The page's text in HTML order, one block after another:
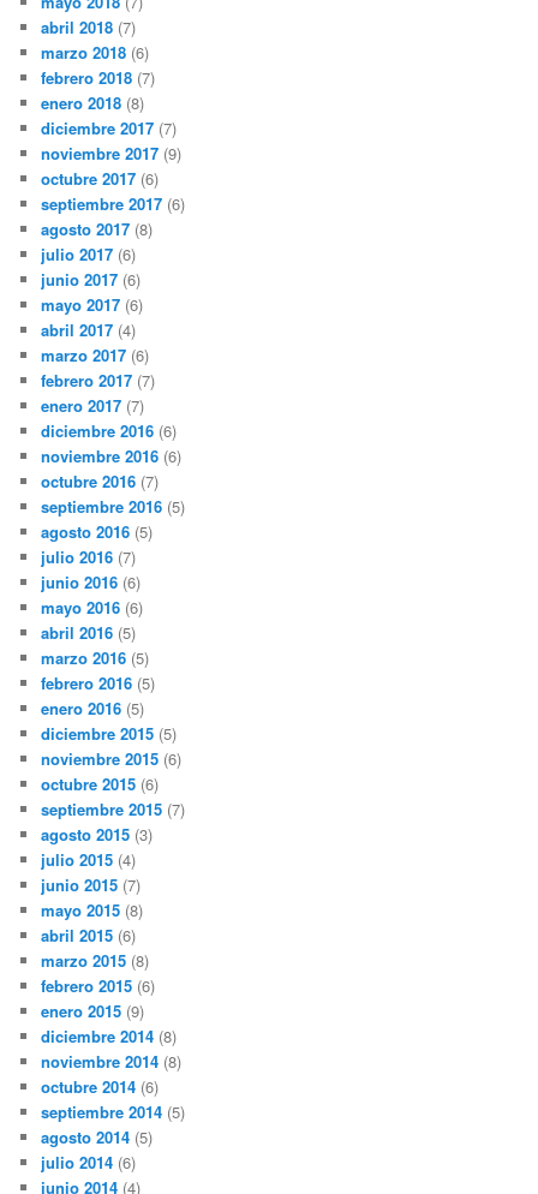
abril 2018 (7)
marzo 2018 (6)
febrero 2018 (7)
enero 2018 (8)
diciembre 2017 (7)
noviembre 2017 (9)
octubre 2017 (6)
septiembre 2017 (6)
agosto 2017 (8)
julio 2017 (6)
junio 2017 (6)
mayo 2017 (6)
abril 2017 (4)
marzo 2017 (6)
febrero 2017 (7)
enero 2017 (7)
diciembre 2016 (6)
noviembre 2016 (6)
octubre 2016 (7)
septiembre 2016 (5)
agosto 2016 (5)
julio 2016 (7)
junio 2016 (6)
mayo 2016 (6)
abril 2016 (5)
marzo 2016 (5)
febrero 2016 (5)
enero 2016 (5)
diciembre 2015 (5)
noviembre 2015 (6)
octubre 2015 (6)
septiembre 2015 (7)
agosto 2015 (3)
julio 2015 (4)
junio 2015 (7)
mayo 2015 (8)
abril 2015 (6)
marzo 2015 (8)
febrero 2015 (6)
enero 2015 (9)
diciembre 2014 (8)
noviembre 2014 (8)
octubre 2014 (6)
septiembre 2014 (5)
agosto 2014 (5)
julio 2014 (6)
junio 2014 (4)